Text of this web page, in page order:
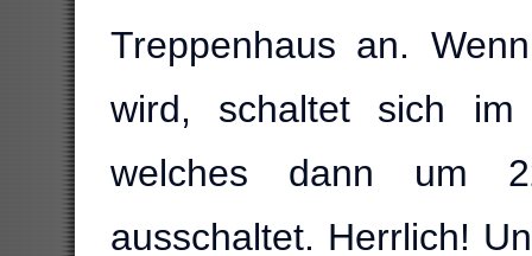
Treppenhaus an.
wird, schaltet sich im
welches dann um
ausschaltet. Herrlich!